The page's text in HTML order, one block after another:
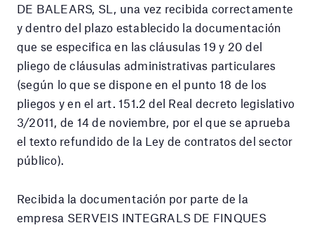
DE BALEARS, SL, una vez recibida correctamente
y dentro del plazo establecido la documentación
que se especifica en las cláusulas 19 y 20 del
pliego de cláusulas administrativas particulares
(según lo que se dispone en el punto 18 de los
pliegos y en el art. 151.2 del Real decreto legislativo
3/2011, de 14 de noviembre, por el que se aprueba
el texto refundido de la Ley de contratos del sector
público).
Recibida la documentación por parte de la
empresa SERVEIS INTEGRALS DE FINQUES